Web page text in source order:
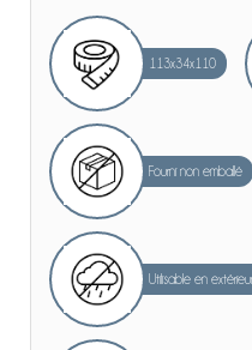
113x34x110
Fourni non emballé
Utilisable en